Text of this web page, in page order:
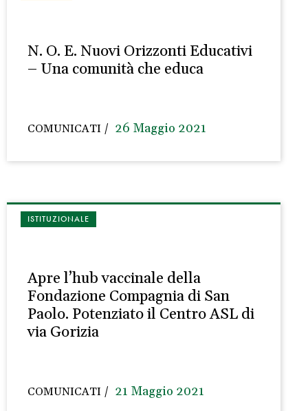
N. O. E. Nuovi Orizzonti Educativi
– Una comunità che educa
COMUNICATI 26 Maggio 2021
ISTITUZIONALE
Apre l’hub vaccinale della
Fondazione Compagnia di San
Paolo. Potenziato il Centro ASL di
via Gorizia
COMUNICATI 21 Maggio 2021